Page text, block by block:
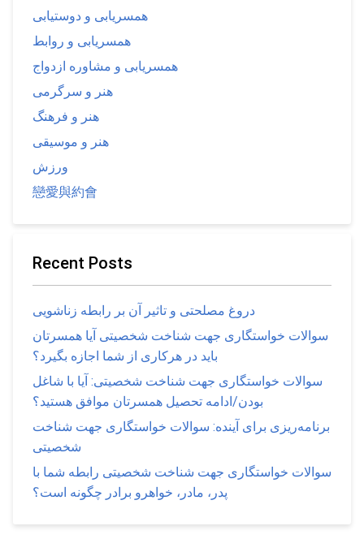
همسریابی و دوستیابی
همسریابی و روابط
همسریابی و مشاوره ازدواج
هنر و سرگرمی
هنر و فرهنگ
هنر و موسیقی
ورزش
戀愛與約會
Recent Posts
دروغ مصلحتی و تاثیر آن بر رابطه زناشویی
سوالات خواستگاری جهت شناخت شخصیتی آیا همسرتان
باید در هرکاری از شما اجازه بگیرد؟
سوالات خواستگاری جهت شناخت شخصیتی: آیا با شاغل
بودن/ادامه تحصیل همسرتان موافق هستید؟
برنامه‌ریزی برای آینده: سوالات خواستگاری جهت شناخت
شخصیتی
سوالات خواستگاری جهت شناخت شخصیتی رابطه شما با
پدر، مادر، خواهرو برادر چگونه است؟